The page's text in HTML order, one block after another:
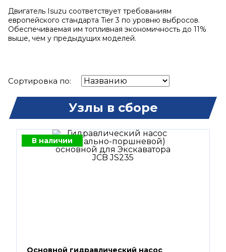
Двигатель Isuzu соответствует требованиям
европейского стандарта Tier 3 по уровню выбросов.
Обеспечиваемая им топливная экономичность до 11%
выше, чем у предыдущих моделей.
Сортировка по:
Узлы в сборе
В наличии
Основной гидравлический насос